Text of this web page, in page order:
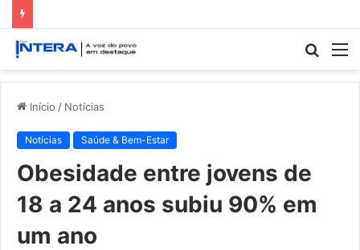
Início / Notícias
Notícias Saúde & Bem-Estar
Obesidade entre jovens de
18 a 24 anos subiu 90% em
um ano